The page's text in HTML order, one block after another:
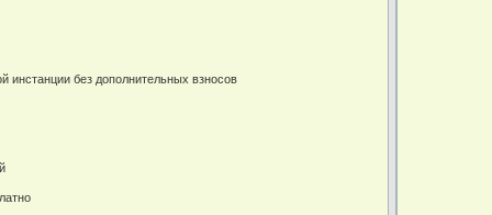
без дополнительных взносов